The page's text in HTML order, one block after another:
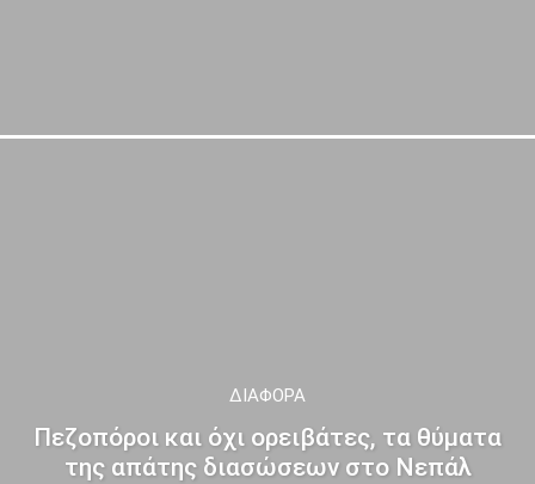
ΔΙΆΦΟΡΑ
Πεζοπόροι και όχι ορειβάτες, τα θύματα
της απάτης διασώσεων στο Νεπάλ